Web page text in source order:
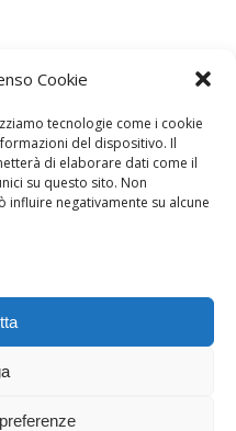
Cookie
tecnologie come i cookie
del dispositivo. Il
di elaborare dati come il
su questo sito. Non
negativamente su alcune
fiscalità ed
di energia
fiscalità ed
elettrica